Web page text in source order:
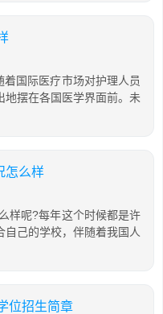
国际医疗市场对护理人员
地摆在各国医学界面前。未
怎么样
样呢?每年这个时候都是许
己的学校，伴随着我国人
位招生简章